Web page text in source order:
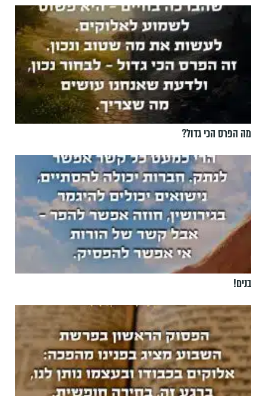
מה הפרס הכי גדול?
בנים!